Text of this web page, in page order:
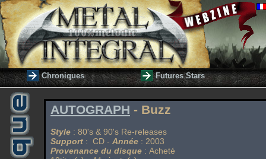
Chroniques Futures Stars
AUTOGRAPH - Buzz
Style : 80's & 90's Re-releases
Support : CD - Année : 2003
Provenance du disque : Acheté